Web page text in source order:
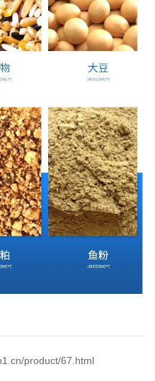
product/67.html